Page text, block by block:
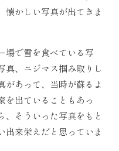
懐かしい写真が出てきま
場で雪を食べている写
真、ニジマス掴み取りし
があって、当時が蘇るよ
を出ていることもあっ
、そういった写真をもと
出来栄えだと思っていま